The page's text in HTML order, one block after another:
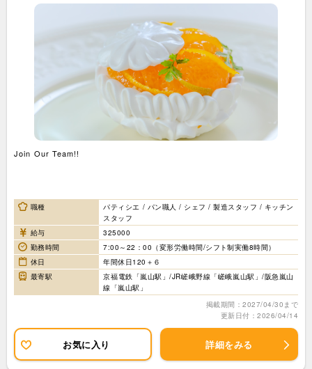
Join Our Team!!
職種
パティシエ / パン職人 / シェフ / 製造スタッフ / キッチン
スタッフ
給与
325000
勤務時間
7:00～22：00（変形労働時間/シフト制実働8時間）
休日
年間休日120＋６
最寄駅
京福電鉄「嵐山駅」/JR嵯峨野線「嵯峨嵐山駅」/阪急嵐山
線「嵐山駅」
掲載期間：2027/04/30まで
更新日付：2026/04/14
お気に入り 詳細をみる